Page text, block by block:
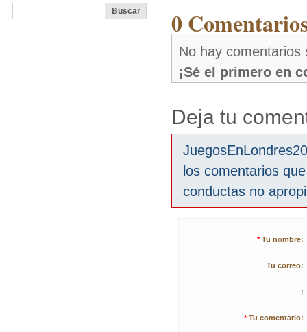
0
No hay comentarios
¡Sé el primero en
Deja tu
los comentarios
conductas no
* Tu nombre:
Tu correo:
:
* Tu comentario: